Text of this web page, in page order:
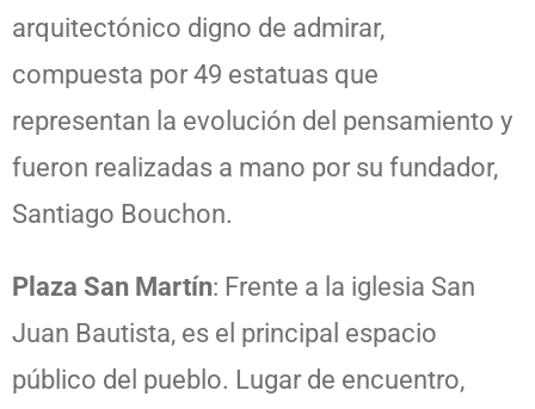
arquitectónico digno de admirar,
compuesta por 49 estatuas que
representan la evolución del pensamiento y
fueron realizadas a mano por su fundador,
Santiago Bouchon.
Plaza San Martín: Frente a la iglesia San
Juan Bautista, es el principal espacio
público del pueblo. Lugar de encuentro,